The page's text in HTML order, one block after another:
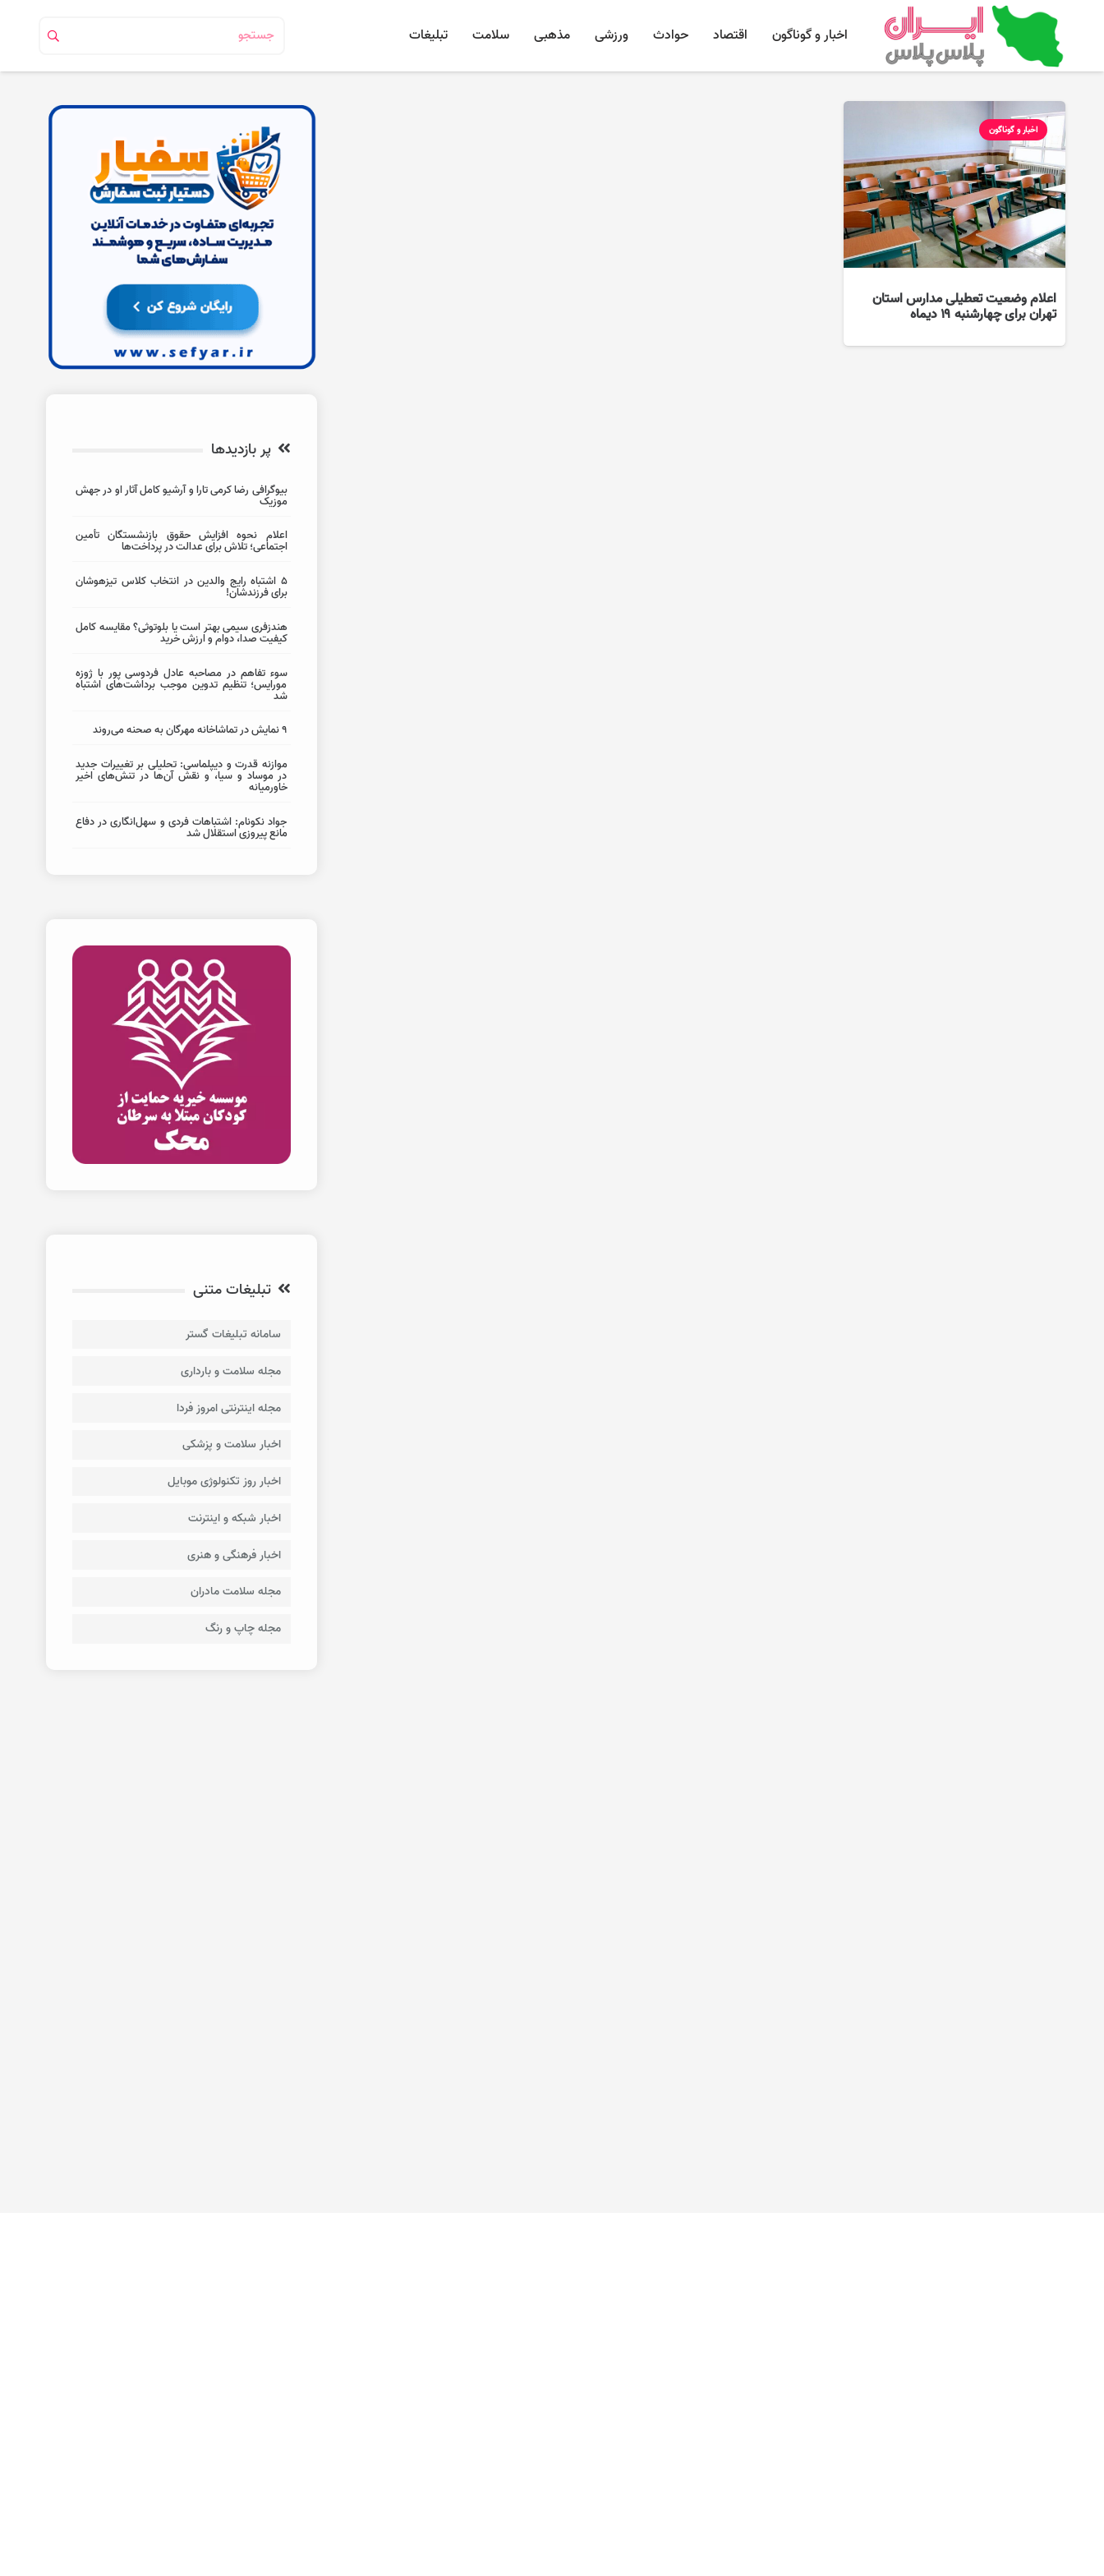
اخبار و گوناگون اقتصاد حوادث ورزشی مذهبی سلامت تبلیغات
اخبار و گوناگون
اعلام وضعیت تعطیلی مدارس استان
تهران برای چهارشنبه ۱۹ دیماه
پر بازدیدها
بیوگرافی رضا کرمی تارا و آرشیو کامل آثار او در جهش
موزیک
اعلام نحوه افزایش حقوق بازنشستگان تأمین
اجتماعی؛ تلاش برای عدالت در پرداخت‌ها
5 اشتباه رایج والدین در انتخاب کلاس تیزهوشان
برای فرزندشان!
هندزفری سیمی بهتر است یا بلوتوثی؟ مقایسه کامل
کیفیت صدا، دوام و ارزش خرید
سوء تفاهم در مصاحبه عادل فردوسی پور با ژوزه
مورایس؛ تنظیم تدوین موجب برداشت‌های اشتباه
شد
۹ نمایش در تماشاخانه مهرگان به صحنه می‌روند
موازنه قدرت و دیپلماسی: تحلیلی بر تغییرات جدید
در موساد و سیا، و نقش آن‌ها در تنش‌های اخیر
خاورمیانه
جواد نکونام: اشتباهات فردی و سهل‌انگاری در دفاع
مانع پیروزی استقلال شد
تبلیغات متنی
سامانه تبلیغات گستر
مجله سلامت و بارداری
مجله اینترنتی امروز فردا
اخبار سلامت و پزشکی
اخبار روز تکنولوژی موبایل
اخبار شبکه و اینترنت
اخبار فرهنگی و هنری
مجله سلامت مادران
مجله چاپ و رنگ